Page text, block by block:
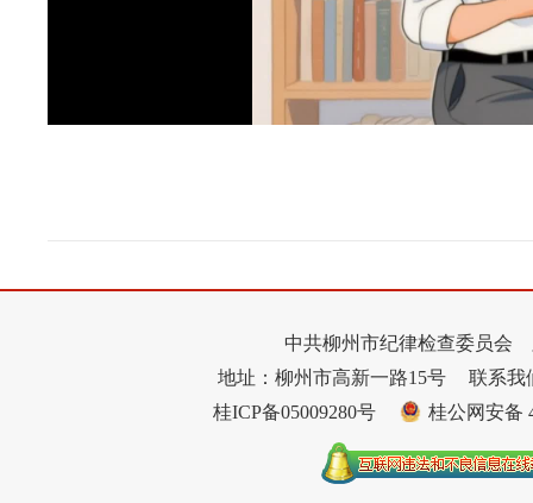
中共柳州市纪律检查委员会
地址：柳州市高新一路15号
联系我
桂ICP备05009280号
桂公网安备